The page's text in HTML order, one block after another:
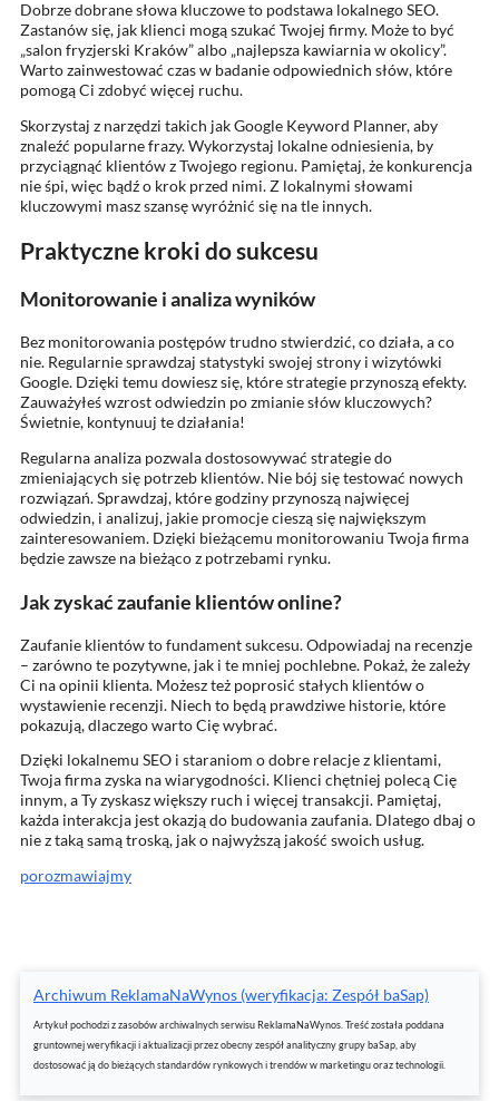
Dobrze dobrane słowa kluczowe to podstawa lokalnego SEO.
Zastanów się, jak klienci mogą szukać Twojej firmy. Może to być
„salon fryzjerski Kraków” albo „najlepsza kawiarnia w okolicy”.
Warto zainwestować czas w badanie odpowiednich słów, które
pomogą Ci zdobyć więcej ruchu.
Skorzystaj z narzędzi takich jak Google Keyword Planner, aby
znaleźć popularne frazy. Wykorzystaj lokalne odniesienia, by
przyciągnąć klientów z Twojego regionu. Pamiętaj, że konkurencja
nie śpi, więc bądź o krok przed nimi. Z lokalnymi słowami
kluczowymi masz szansę wyróżnić się na tle innych.
Praktyczne kroki do sukcesu
Monitorowanie i analiza wyników
Bez monitorowania postępów trudno stwierdzić, co działa, a co
nie. Regularnie sprawdzaj statystyki swojej strony i wizytówki
Google. Dzięki temu dowiesz się, które strategie przynoszą efekty.
Zauważyłeś wzrost odwiedzin po zmianie słów kluczowych?
Świetnie, kontynuuj te działania!
Regularna analiza pozwala dostosowywać strategie do
zmieniających się potrzeb klientów. Nie bój się testować nowych
rozwiązań. Sprawdzaj, które godziny przynoszą najwięcej
odwiedzin, i analizuj, jakie promocje cieszą się największym
zainteresowaniem. Dzięki bieżącemu monitorowaniu Twoja firma
będzie zawsze na bieżąco z potrzebami rynku.
Jak zyskać zaufanie klientów online?
Zaufanie klientów to fundament sukcesu. Odpowiadaj na recenzje
– zarówno te pozytywne, jak i te mniej pochlebne. Pokaż, że zależy
Ci na opinii klienta. Możesz też poprosić stałych klientów o
wystawienie recenzji. Niech to będą prawdziwe historie, które
pokazują, dlaczego warto Cię wybrać.
Dzięki lokalnemu SEO i staraniom o dobre relacje z klientami,
Twoja firma zyska na wiarygodności. Klienci chętniej polecą Cię
innym, a Ty zyskasz większy ruch i więcej transakcji. Pamiętaj,
każda interakcja jest okazją do budowania zaufania. Dlatego dbaj o
nie z taką samą troską, jak o najwyższą jakość swoich usług.
porozmawiajmy
Archiwum ReklamaNaWynos (weryfikacja: Zespół baSap)
Artykuł pochodzi z zasobów archiwalnych serwisu ReklamaNaWynos. Treść została poddana
gruntownej weryfikacji i aktualizacji przez obecny zespół analityczny grupy baSap, aby
dostosować ją do bieżących standardów rynkowych i trendów w marketingu oraz technologii.